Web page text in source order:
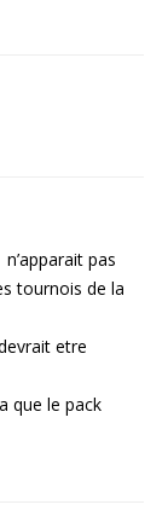
pas
tournois de la
etre
que le pack